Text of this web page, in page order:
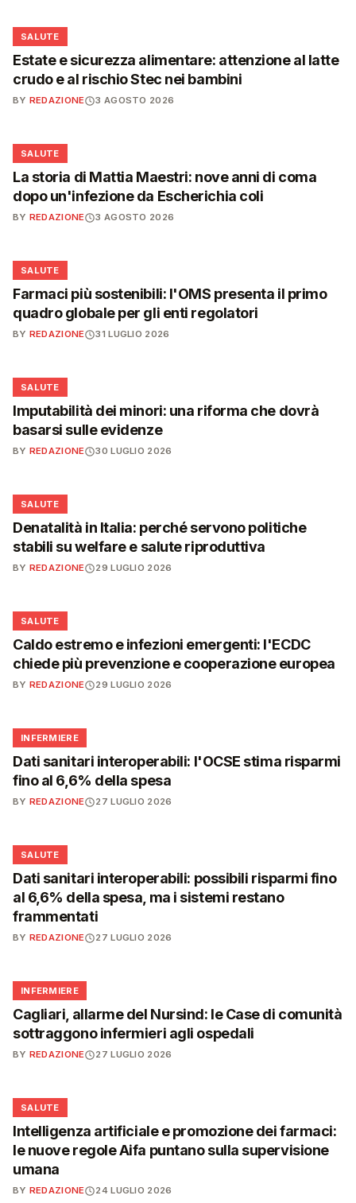
❤️
SALUTE
Estate e sicurezza alimentare: attenzione al latte
crudo e al rischio Stec nei bambini
BY REDAZIONE 3 AGOSTO 2026
❤️
SALUTE
La storia di Mattia Maestri: nove anni di coma
dopo un'infezione da Escherichia coli
BY REDAZIONE 3 AGOSTO 2026
❤️
SALUTE
Farmaci più sostenibili: l'OMS presenta il primo
quadro globale per gli enti regolatori
BY REDAZIONE 31 LUGLIO 2026
❤️
SALUTE
Imputabilità dei minori: una riforma che dovrà
basarsi sulle evidenze
BY REDAZIONE 30 LUGLIO 2026
❤️
SALUTE
Denatalità in Italia: perché servono politiche
stabili su welfare e salute riproduttiva
BY REDAZIONE 29 LUGLIO 2026
❤️
SALUTE
Caldo estremo e infezioni emergenti: l'ECDC
chiede più prevenzione e cooperazione europea
BY REDAZIONE 29 LUGLIO 2026
🩺
INFERMIERE
Dati sanitari interoperabili: l'OCSE stima risparmi
fino al 6,6% della spesa
BY REDAZIONE 27 LUGLIO 2026
❤️
SALUTE
Dati sanitari interoperabili: possibili risparmi fino
al 6,6% della spesa, ma i sistemi restano
frammentati
BY REDAZIONE 27 LUGLIO 2026
🩺
INFERMIERE
Cagliari, allarme del Nursind: le Case di comunità
sottraggono infermieri agli ospedali
BY REDAZIONE 27 LUGLIO 2026
❤️
SALUTE
Intelligenza artificiale e promozione dei farmaci:
le nuove regole Aifa puntano sulla supervisione
umana
BY REDAZIONE 24 LUGLIO 2026